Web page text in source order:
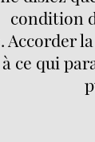
condition
Accorder
à ce qui